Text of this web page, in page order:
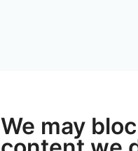
We may